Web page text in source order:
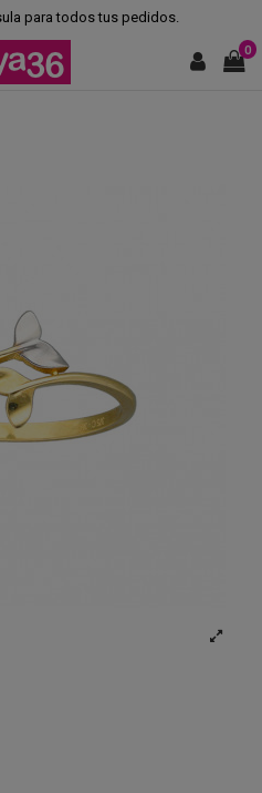
para todos tus pedidos.
0